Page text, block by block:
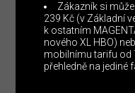
Zákazník si
239 Kč (v Základní
k ostatním
nového XL HBO)
mobilnímu tarifu od
přehledně na jediné